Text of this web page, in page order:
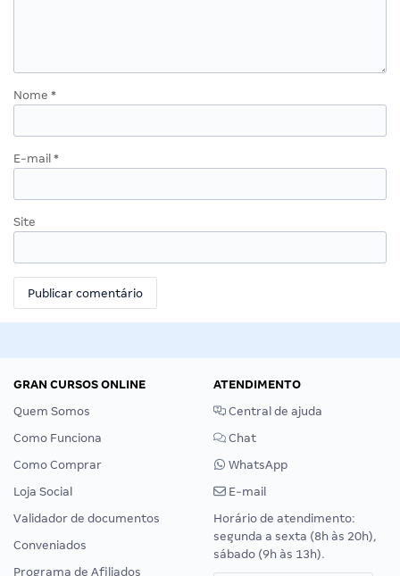
Nome *
E-mail *
Site
GRAN CURSOS ONLINE
Quem Somos
Como Funciona
Como Comprar
Loja Social
Validador de documentos
Conveniados
Programa de Afiliados
ATENDIMENTO
Central de ajuda
Chat
WhatsApp
E-mail
Horário de atendimento:
segunda a sexta (8h às 20h),
sábado (9h às 13h).